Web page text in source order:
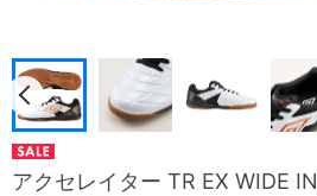
アクセレイター TR EX WIDE IN